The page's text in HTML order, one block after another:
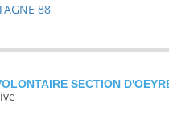
88
SECTION